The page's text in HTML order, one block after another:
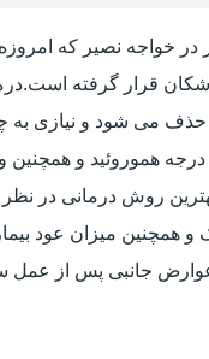
در خواجه نصیر که
قرار گرفته
می شود و نیازی به
درجه هموروئید و
روش درمانی در
میزان عود
جانبی پس از عمل